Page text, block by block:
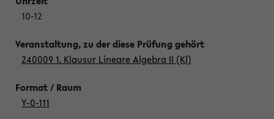
10-12
240009 1. Klausur Lineare Algebra II (Kl)
Y-0-111